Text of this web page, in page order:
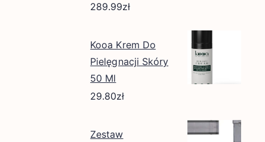
289.99zł
Kooa Krem Do
Pielęgnacji Skóry
50 Ml
29.80zł
Zestaw